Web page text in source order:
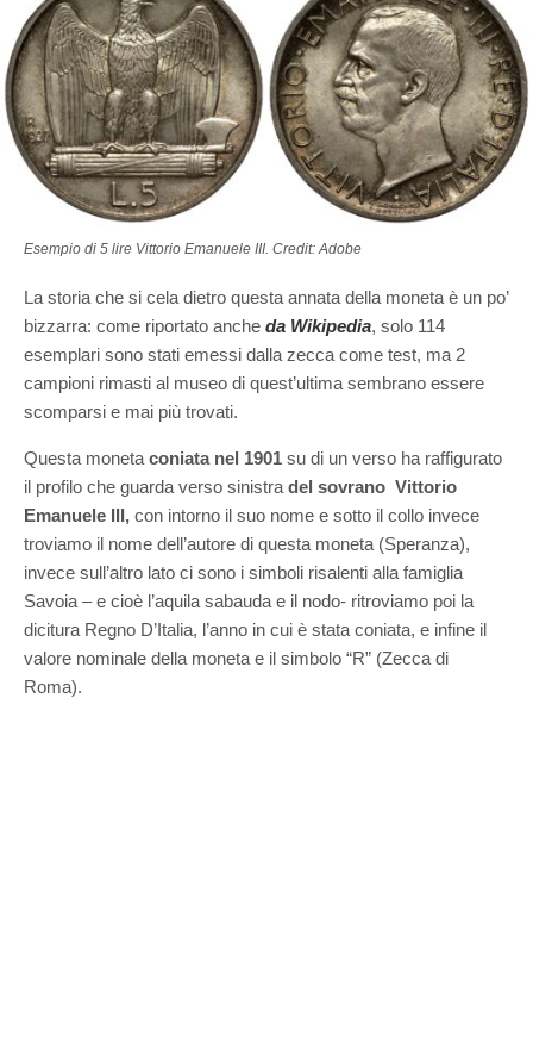
Esempio di 5 lire Vittorio Emanuele III. Credit: Adobe
La storia che si cela dietro questa annata della moneta è un po’
bizzarra: come riportato anche da Wikipedia, solo 114
esemplari sono stati emessi dalla zecca come test, ma 2
campioni rimasti al museo di quest’ultima sembrano essere
scomparsi e mai più trovati.
Questa moneta coniata nel 1901 su di un verso ha raffigurato
il profilo che guarda verso sinistra del sovrano Vittorio
Emanuele III, con intorno il suo nome e sotto il collo invece
troviamo il nome dell’autore di questa moneta (Speranza),
invece sull’altro lato ci sono i simboli risalenti alla famiglia
Savoia – e cioè l’aquila sabauda e il nodo- ritroviamo poi la
dicitura Regno D’Italia, l’anno in cui è stata coniata, e infine il
valore nominale della moneta e il simbolo “R” (Zecca di
Roma).